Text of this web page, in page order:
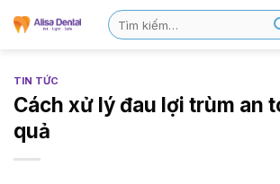
TIN TỨC
Cách xử lý đau lợi trùm an
quả